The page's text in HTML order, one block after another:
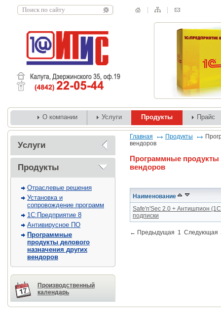
О компании Услуги Продукты Прайс
Услуги
Продукты
Отраслевые решения
Установка и
сопровождение программ
1С:Предприятие 8
Антивирусное ПО
Программные
продукты делового
назначения других
вендоров
Производственный
календарь
Главная Продукты
вендоров
Программные продукты
вендоров
Наименование
Safe'n'Sec 2.0 + Антишпион
подписки
← Предыдущая 1 Следующая